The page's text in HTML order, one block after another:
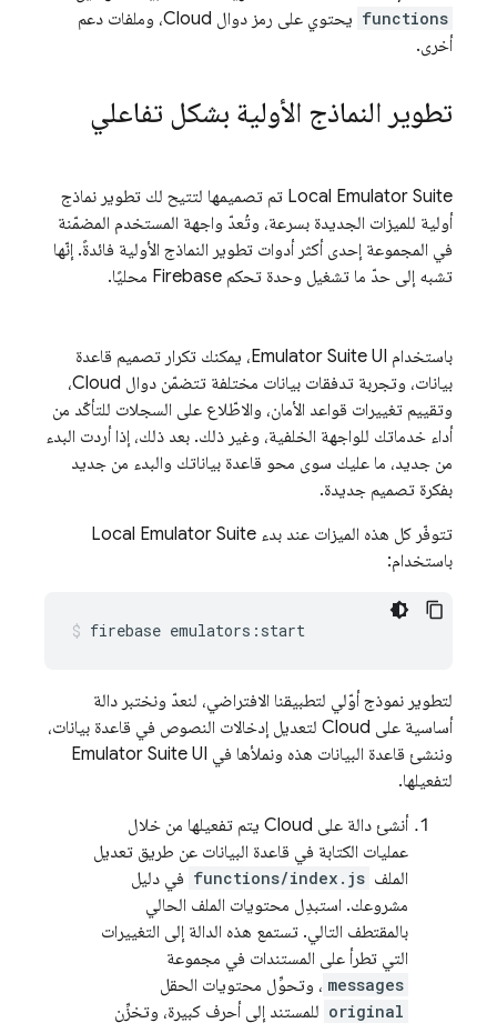
functions
يحتوي على رمز دوال Cloud، وملفات دعم
أخرى.
تطوير النماذج الأولية بشكل تفاعلي
Local Emulator Suite تم تصميمها لتتيح لك تطوير نماذج
أولية للميزات الجديدة بسرعة، وتُعدّ واجهة المستخدم المضمّنة
في المجموعة إحدى أكثر أدوات تطوير النماذج الأولية فائدةً. إنّها
تشبه إلى حدّ ما تشغيل وحدة تحكم Firebase محليًا.
باستخدام Emulator Suite UI، يمكنك تكرار تصميم قاعدة
بيانات، وتجربة تدفقات بيانات مختلفة تتضمّن دوال Cloud،
وتقييم تغييرات قواعد الأمان، والاطّلاع على السجلات للتأكّد من
أداء خدماتك للواجهة الخلفية، وغير ذلك. بعد ذلك، إذا أردت البدء
من جديد، ما عليك سوى محو قاعدة بياناتك والبدء من جديد
بفكرة تصميم جديدة.
تتوفّر كل هذه الميزات عند بدء Local Emulator Suite
باستخدام:
firebase emulators:start
لتطوير نموذج أوّلي لتطبيقنا الافتراضي، لنعدّ ونختبر دالة
أساسية على Cloud لتعديل إدخالات النصوص في قاعدة بيانات،
وننشئ قاعدة البيانات هذه ونملأها في Emulator Suite UI
لتفعيلها.
أنشئ دالة على Cloud يتم تفعيلها من خلال
عمليات الكتابة في قاعدة البيانات عن طريق تعديل
الملف functions/index.js في دليل
مشروعك. استبدِل محتويات الملف الحالي
بالمقتطف التالي. تستمع هذه الدالة إلى التغييرات
التي تطرأ على المستندات في مجموعة
messages ، وتحوِّل محتويات الحقل
original للمستند إلى أحرف كبيرة، وتخزِّن